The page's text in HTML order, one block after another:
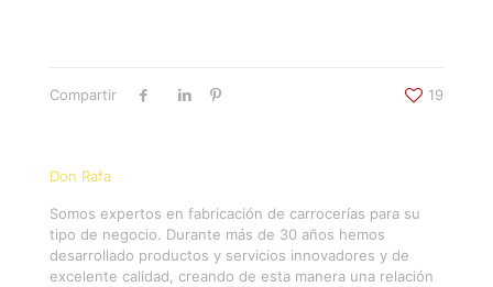
Compartir 19
Don Rafa
Somos expertos en fabricación de carrocerías para su
tipo de negocio. Durante más de 30 años hemos
desarrollado productos y servicios innovadores y de
excelente calidad, creando de esta manera una relación